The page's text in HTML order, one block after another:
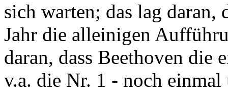
sich warten; das lag
Jahr die alleinigen
daran, dass Beethoven die
v.a. die Nr. 1 - noch